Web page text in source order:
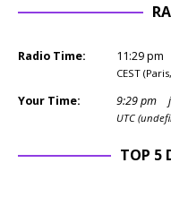
Radio Time: 11:29pm
CEST
Your Time: 9:29pm
UTC
TOP 5